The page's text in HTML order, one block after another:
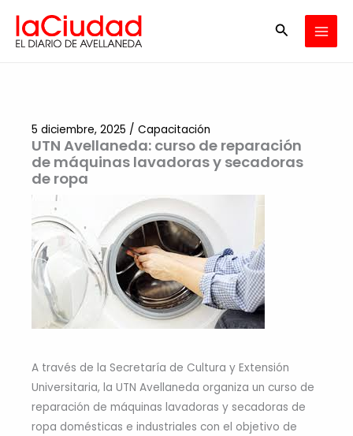
contenido
Buscar
UTN Avellaneda: curso de reparación
de máquinas lavadoras y secadoras
de ropa
5 diciembre, 2025 / Capacitación
A través de la Secretaría de Cultura y Extensión
Universitaria, la UTN Avellaneda organiza un curso de
reparación de máquinas lavadoras y secadoras de
ropa domésticas e industriales con el objetivo de